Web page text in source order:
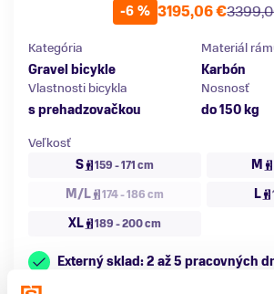
-6 % 3195,06 €
Kategória
Gravel bicykle
Materiál
Karbón
Vlastnosti bicykla
s prehadzovačkou
Nosnosť
do 150 kg
Veľkosť
S
159 - 171 cm M
M/L 174 - 186 cm L
XL 189 - 200 cm
Externý sklad: 2 až 5 pracovných